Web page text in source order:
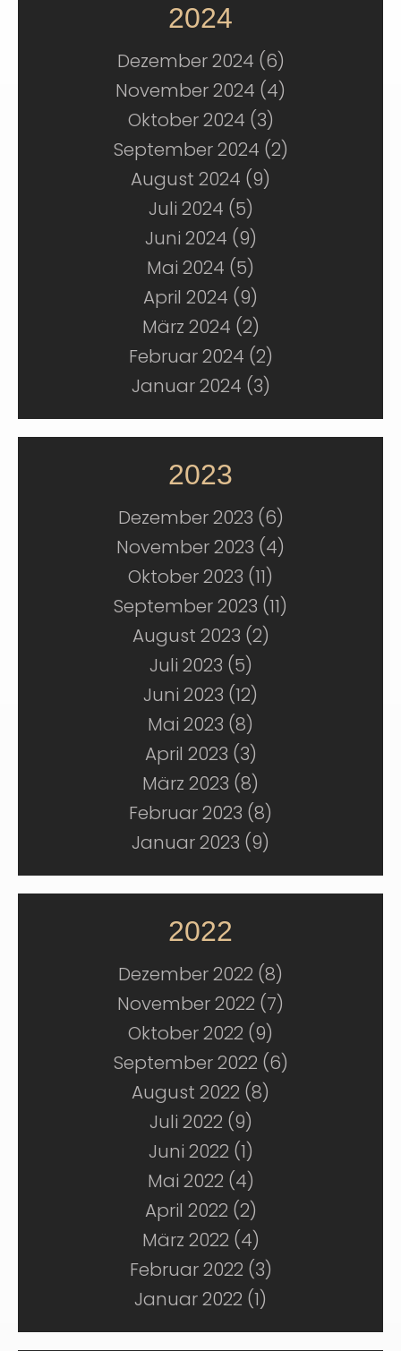
2024
Dezember 2024 (6)
November 2024 (4)
Oktober 2024 (3)
September 2024 (2)
August 2024 (9)
Juli 2024 (5)
Juni 2024 (9)
Mai 2024 (5)
April 2024 (9)
März 2024 (2)
Februar 2024 (2)
Januar 2024 (3)
2023
Dezember 2023 (6)
November 2023 (4)
Oktober 2023 (11)
September 2023 (11)
August 2023 (2)
Juli 2023 (5)
Juni 2023 (12)
Mai 2023 (8)
April 2023 (3)
März 2023 (8)
Februar 2023 (8)
Januar 2023 (9)
2022
Dezember 2022 (8)
November 2022 (7)
Oktober 2022 (9)
September 2022 (6)
August 2022 (8)
Juli 2022 (9)
Juni 2022 (1)
Mai 2022 (4)
April 2022 (2)
März 2022 (4)
Februar 2022 (3)
Januar 2022 (1)